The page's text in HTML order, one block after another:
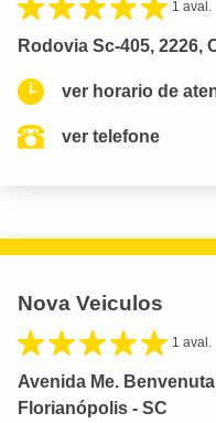
1 aval.
Rodovia Sc-405, 2226,
ver horario de
ver telefone
Nova Veiculos
1 aval.
Avenida Me.
Florianópolis - SC